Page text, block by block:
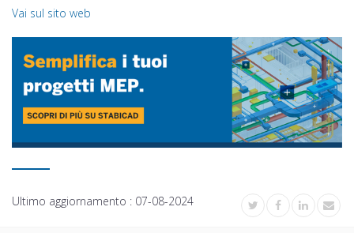
Vai sul sito web
Ultimo aggiornamento : 07-08-2024